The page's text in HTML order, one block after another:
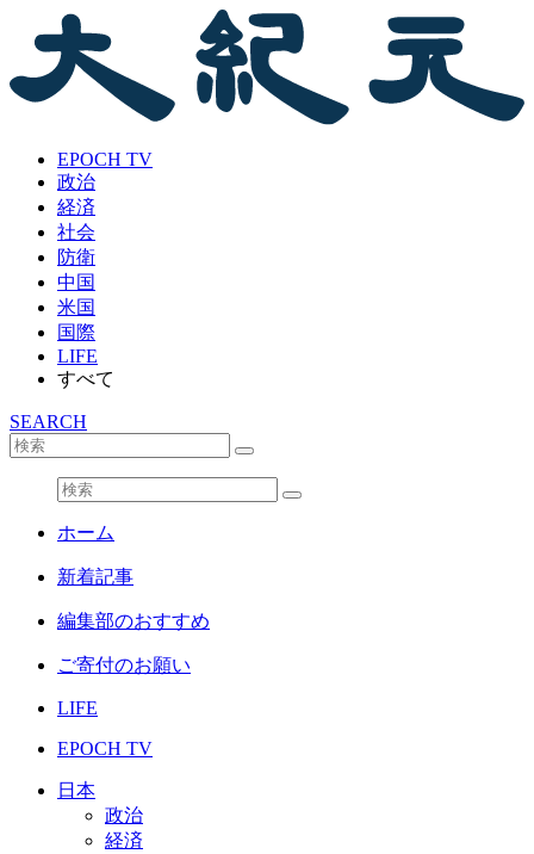
EPOCH TV
政治
経済
社会
防衛
中国
米国
国際
LIFE
すべて
SEARCH
ホーム
新着記事
編集部のおすすめ
ご寄付のお願い
LIFE
EPOCH TV
日本
政治
経済